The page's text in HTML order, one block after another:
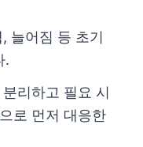
늘어짐 등 초기
.
리하고 필요 시
로 먼저 대응한